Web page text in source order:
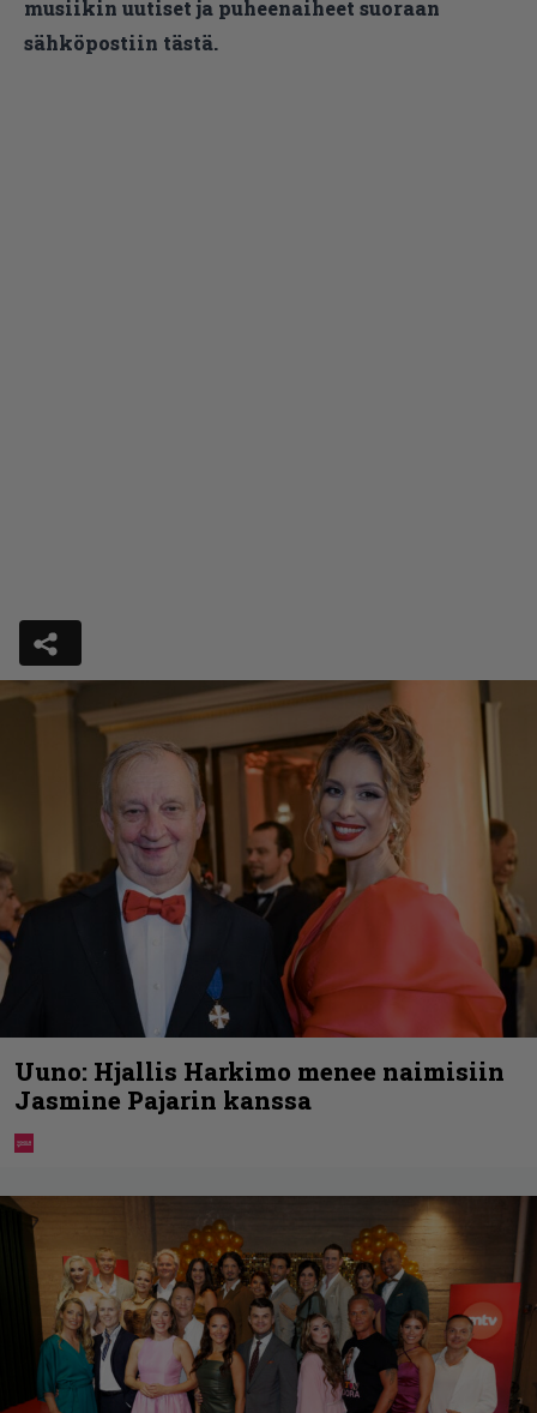
musiikin uutiset ja puheenaiheet suoraan
sähköpostiin tästä.
Uuno: Hjallis Harkimo menee naimisiin
Jasmine Pajarin kanssa